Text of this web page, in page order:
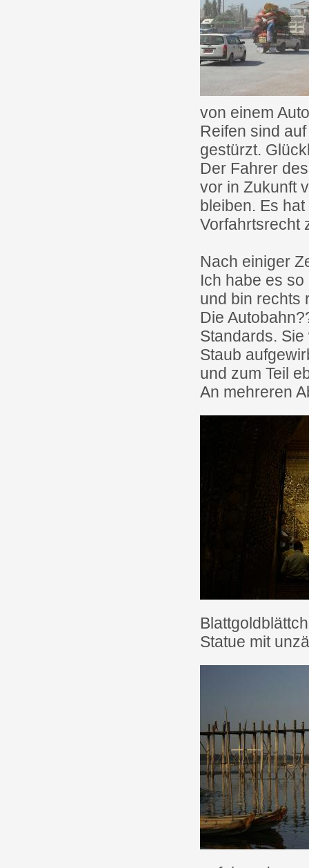
von einem
Reifen sind
gestürzt.
Der Fahrer
vor in Zukunft
bleiben. Es
Vorfahrtsrecht
Nach einiger
Ich habe es
und bin rechts
Die
Standards.
Staub
und zum Teil
An mehreren
Statue mit